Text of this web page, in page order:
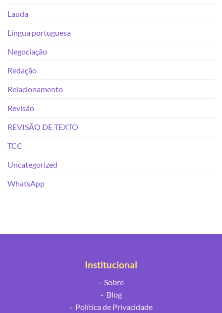
Lauda
Língua portuguesa
Negociação
Redação
Relacionamento
Revisão
REVISÃO DE TEXTO
TCC
Uncategorized
WhatsApp
Institucional
- Sobre
- Blog
- Política de Privacidade